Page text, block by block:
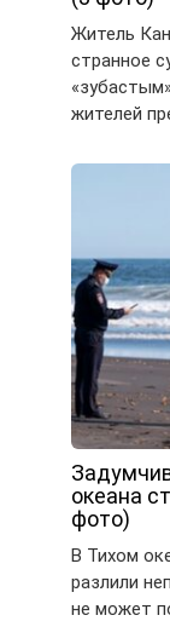
Житель
странное
жителей
океана
фото)
В Тихом
разлили
не может